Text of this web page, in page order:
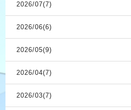
2026/07(7)
2026/06(6)
2026/05(9)
2026/04(7)
2026/03(7)